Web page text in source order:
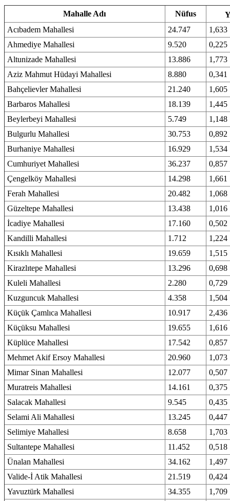
Mahalle Adı Nüfus
Acıbadem Mahallesi
24.747
1,633
Ahmediye Mahallesi
9.520
0,225
Altunizade Mahallesi
13.886
1,773
Aziz Mahmut Hüdayi Mahallesi
8.880
0,341
Bahçelievler Mahallesi
21.240
1,605
Barbaros Mahallesi
18.139
1,445
Beylerbeyi Mahallesi
5.749
1,148
Bulgurlu Mahallesi
30.753
0,892
Burhaniye Mahallesi
16.929
1,534
Cumhuriyet Mahallesi
36.237
0,857
Çengelköy Mahallesi
14.298
1,661
Ferah Mahallesi
20.482
1,068
Güzeltepe Mahallesi
13.438
1,016
İcadiye Mahallesi
17.160
0,502
Kandilli Mahallesi
1.712
1,224
Kısıklı Mahallesi
19.659
1,515
Kirazlıtepe Mahallesi
13.296
0,698
Kuleli Mahallesi
2.280
0,729
Kuzguncuk Mahallesi
4.358
1,504
Küçük Çamlıca Mahallesi
10.917
2,436
Küçüksu Mahallesi
19.655
1,616
Küplüce Mahallesi
17.542
0,857
Mehmet Akif Ersoy Mahallesi
20.960
1,073
Mimar Sinan Mahallesi
12.077
0,507
Muratreis Mahallesi
14.161
0,375
Salacak Mahallesi
9.545
0,435
Selami Ali Mahallesi
13.245
0,447
Selimiye Mahallesi
8.658
1,703
Sultantepe Mahallesi
11.452
0,518
Ünalan Mahallesi
34.162
1,497
Valide-İ Atik Mahallesi
21.519
0,424
Yavuztürk Mahallesi
34.355
1,709